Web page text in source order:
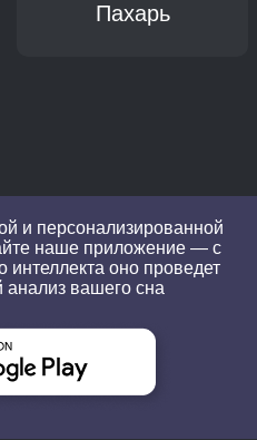
Пахарь
и персонализированной
наше приложение — с
интеллекта оно проведет
анализ вашего сна